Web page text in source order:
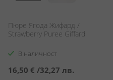
Пюре Ягода Жифард /
Strawberry Puree Giffard
В наличност
16,50 € /32,27 лв.